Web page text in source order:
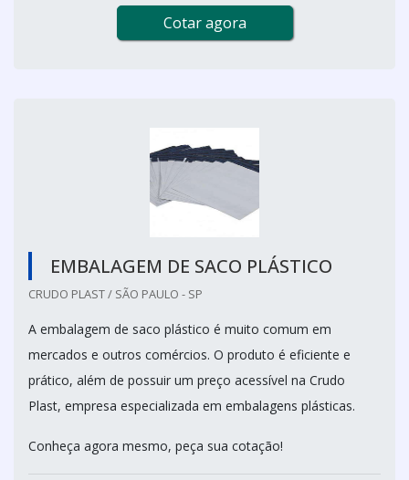
Cotar agora
EMBALAGEM DE SACO PLÁSTICO
CRUDO PLAST / SÃO PAULO - SP
A embalagem de saco plástico é muito comum em
mercados e outros comércios. O produto é eficiente e
prático, além de possuir um preço acessível na Crudo
Plast, empresa especializada em embalagens plásticas.
Conheça agora mesmo, peça sua cotação!